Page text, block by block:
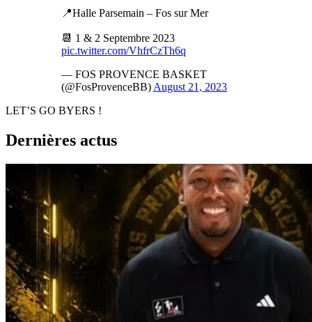
📍Halle Parsemain – Fos sur Mer
📆 1 & 2 Septembre 2023
pic.twitter.com/VhfrCzTh6q
— FOS PROVENCE BASKET
(@FosProvenceBB) August 21, 2023
LET’S GO BYERS !
Dernières actus